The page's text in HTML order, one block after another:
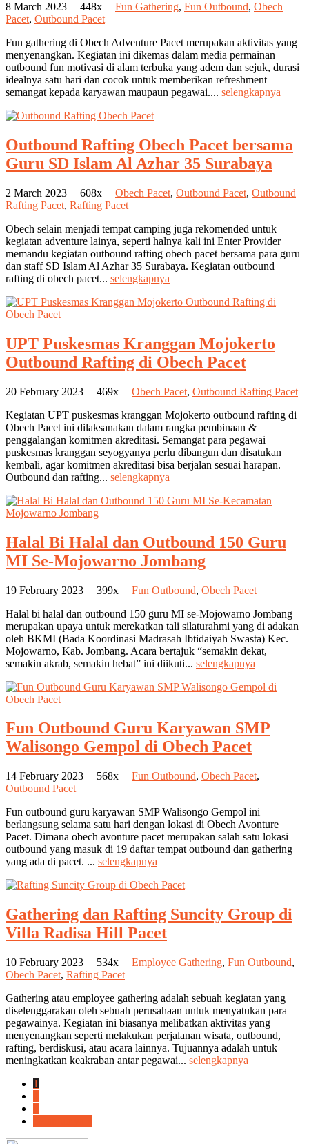
8 March 2023 448x Fun Gathering, Fun Outbound, Obech
Pacet, Outbound Pacet
Fun gathering di Obech Adventure Pacet merupakan aktivitas yang
menyenangkan. Kegiatan ini dikemas dalam media permainan
outbound fun motivasi di alam terbuka yang adem dan sejuk, durasi
idealnya satu hari dan cocok untuk memberikan refreshment
semangat kepada karyawan maupaun pegawai.... selengkapnya
Outbound Rafting Obech Pacet bersama
Guru SD Islam Al Azhar 35 Surabaya
2 March 2023 608x Obech Pacet, Outbound Pacet, Outbound
Rafting Pacet, Rafting Pacet
Obech selain menjadi tempat camping juga rekomended untuk
kegiatan adventure lainya, seperti halnya kali ini Enter Provider
memandu kegiatan outbound rafting obech pacet bersama para guru
dan staff SD Islam Al Azhar 35 Surabaya. Kegiatan outbound
rafting di obech pacet... selengkapnya
UPT Puskesmas Kranggan Mojokerto
Outbound Rafting di Obech Pacet
20 February 2023 469x Obech Pacet, Outbound Rafting Pacet
Kegiatan UPT puskesmas kranggan Mojokerto outbound rafting di
Obech Pacet ini dilaksanakan dalam rangka pembinaan &
penggalangan komitmen akreditasi. Semangat para pegawai
puskesmas kranggan seyogyanya perlu dibangun dan disatukan
kembali, agar komitmen akreditasi bisa berjalan sesuai harapan.
Outbound dan rafting... selengkapnya
Halal Bi Halal dan Outbound 150 Guru
MI Se-Mojowarno Jombang
19 February 2023 399x Fun Outbound, Obech Pacet
Halal bi halal dan outbound 150 guru MI se-Mojowarno Jombang
merupakan upaya untuk merekatkan tali silaturahmi yang di adakan
oleh BKMI (Bada Koordinasi Madrasah Ibtidaiyah Swasta) Kec.
Mojowarno, Kab. Jombang. Acara bertajuk “semakin dekat,
semakin akrab, semakin hebat” ini diikuti... selengkapnya
Fun Outbound Guru Karyawan SMP
Walisongo Gempol di Obech Pacet
14 February 2023 568x Fun Outbound, Obech Pacet,
Outbound Pacet
Fun outbound guru karyawan SMP Walisongo Gempol ini
berlangsung selama satu hari dengan lokasi di Obech Avonture
Pacet. Dimana obech avonture pacet merupakan salah satu lokasi
outbound yang masuk di 19 daftar tempat outbound dan gathering
yang ada di pacet. ... selengkapnya
Gathering dan Rafting Suncity Group di
Villa Radisa Hill Pacet
10 February 2023 534x Employee Gathering, Fun Outbound,
Obech Pacet, Rafting Pacet
Gathering atau employee gathering adalah sebuah kegiatan yang
diselenggarakan oleh sebuah perusahaan untuk menyatukan para
pegawainya. Kegiatan ini biasanya melibatkan aktivitas yang
menyenangkan seperti melakukan perjalanan wisata, outbound,
rafting, berdiskusi, atau acara lainnya. Tujuannya adalah untuk
meningkatkan keakraban antar pegawai... selengkapnya
1